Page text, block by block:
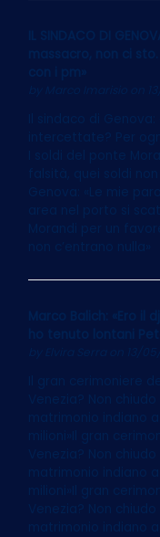
IL SINDACO DI
massacro, non ci
con i pm»
Marco Imarisio on
Il sindaco di
intercettate? Per
I soldi del ponte
falsità, quei soldi
Genova: «Le mie
area nel porto si
Morandi per un
non c’entrano nulla»
Marco Balich: «Ero il
ho tenuto lontani
on 13/
Il gran cerimoniere
Venezia? Non
matrimonio indiano
milioni»Il gran
Venezia? Non
matrimonio indiano
milioni»Il gran
Venezia? Non
matrimonio indiano